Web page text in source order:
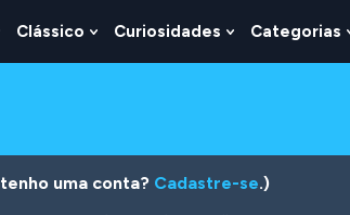
Clássico Show
Submenu
Curiosidades Show
Submenu
Categorias
uma conta? Cadastre-se.)